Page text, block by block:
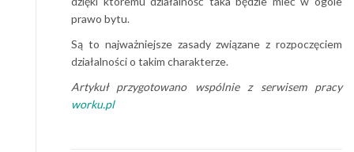
prawo bytu.
Są to najważniejsze zasady związane z rozpoczęciem
działalności o takim charakterze.
Artykuł przygotowano wspólnie z serwisem pracy
worku.pl